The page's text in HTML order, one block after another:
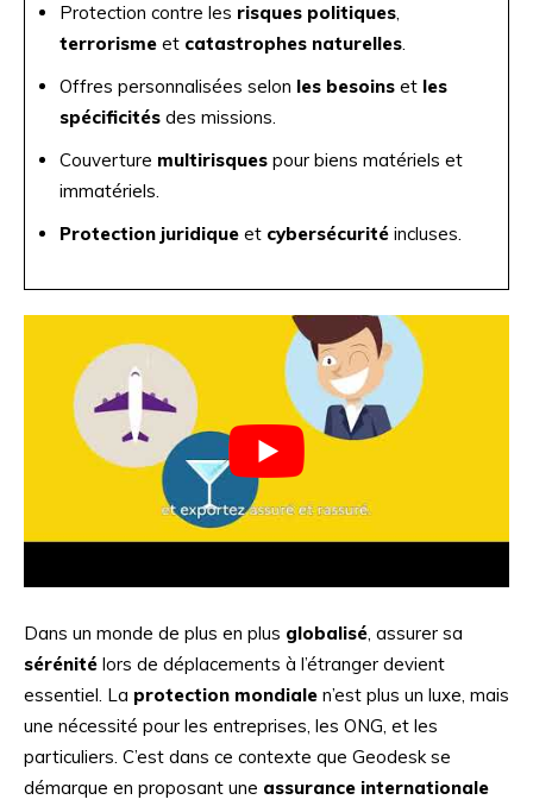
Protection contre les risques politiques,
terrorismeet catastrophes naturelles.
Offres personnalisées selon les besoinset les
spécificitésdes missions.
Couverture multirisquespour biens matériels et
immatériels.
Protection juridiqueet cybersécuritéincluses.
Dans un monde de plus en plus globalisé, assurer sa
sérénité lors de déplacements à l’étranger devient
essentiel. La protection mondiale n’est plus un luxe, mais
une nécessité pour les entreprises, les ONG, et les
particuliers. C’est dans ce contexte que Geodesk se
démarque en proposant une assurance internationale